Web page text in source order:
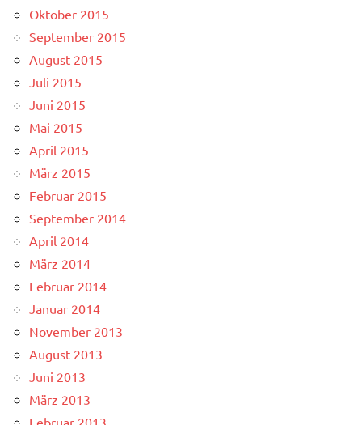
Oktober 2015
September 2015
August 2015
Juli 2015
Juni 2015
Mai 2015
April 2015
März 2015
Februar 2015
September 2014
April 2014
März 2014
Februar 2014
Januar 2014
November 2013
August 2013
Juni 2013
März 2013
Februar 2013